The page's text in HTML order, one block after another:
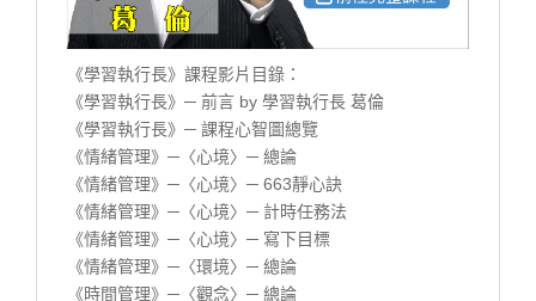
《學習執行長》課程影片目錄：
《學習執行長》─ 前言 by 學習執行長 葛倫
《學習執行長》─ 課程心智圖總覽
《情緒管理》─〈心境〉─ 總論
《情緒管理》─〈心境〉─ 663靜心訣
《情緒管理》─〈心境〉─ 計時任務法
《情緒管理》─〈心境〉─ 寫下目標
《情緒管理》─〈環境〉─ 總論
《時間管理》─〈觀念〉─ 總論